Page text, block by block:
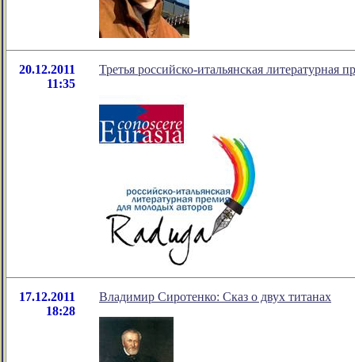
20.12.2011
11:35
Третья российско-итальянская
17.12.2011
18:28
Владимир Сиротенко: Сказ о двух титанах